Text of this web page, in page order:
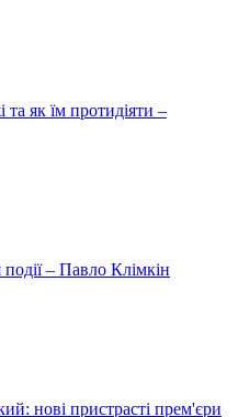
як їм протидіяти –
події – Павло Клімкін
нові пристрасті прем'єри